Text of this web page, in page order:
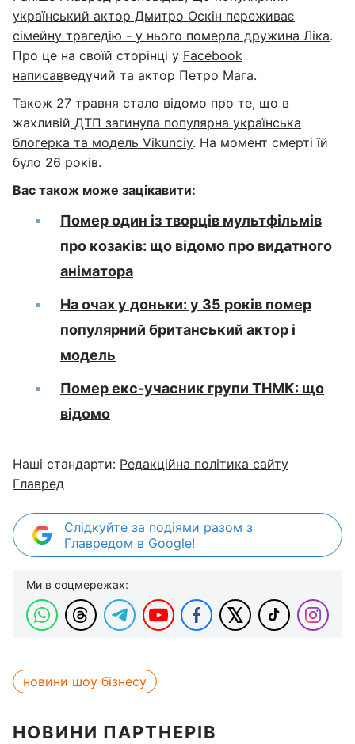
український актор Дмитро Оскін переживає
сімейну трагедію - у нього померла дружина Ліка.
Про це на своїй сторінці у Facebook
написавведучий та актор Петро Мага.
Також 27 травня стало відомо про те, що в
жахливій ДТП загинула популярна українська
блогерка та модель Vikunciy. На момент смерті їй
було 26 років.
Вас також може зацікавити:
Помер один із творців мультфільмів
про козаків: що відомо про видатного
аніматора
На очах у доньки: у 35 років помер
популярний британський актор і
модель
Помер екс-учасник групи ТНМК: що
відомо
Наші стандарти: Редакційна політика сайту
Главред
Слідкуйте за подіями разом з
Главредом в Google!
Ми в соцмережах:
новини шоу бізнесу
НОВИНИ ПАРТНЕРІВ